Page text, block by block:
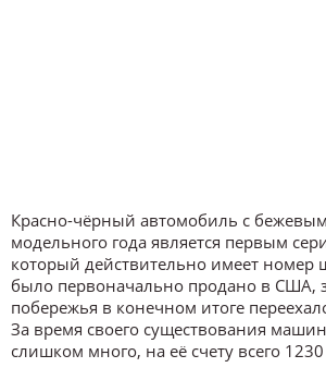
Красно-чёрный автомобиль с
модельного года является первым
который действительно имеет номер
было первоначально продано в США,
побережья в конечном итоге
За время своего существования
слишком много, на её счету всего